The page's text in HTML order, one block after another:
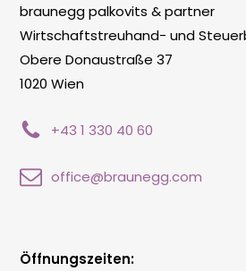
braunegg palkovits & partner
Wirtschaftstreuhand- und
Obere Donaustraße 37
1020 Wien
+43 1 330 40 60
office@braunegg.com
Öffnungszeiten: